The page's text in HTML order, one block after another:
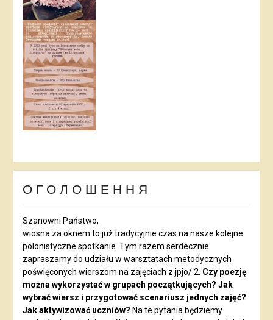
О Г О Л О Ш Е Н Н Я
Szanowni Państwo,
wiosna za oknem to już tradycyjnie czas na nasze kolejne
polonistyczne spotkanie. Tym razem serdecznie
zapraszamy do udziału w warsztatach metodycznych
poświęconych wierszom na zajęciach z jpjo/ 2. Czy poezję
można wykorzystać w grupach początkujących? Jak
wybrać wiersz i przygotować scenariusz jednych zajęć?
Jak aktywizować uczniów? Na te pytania będziemy